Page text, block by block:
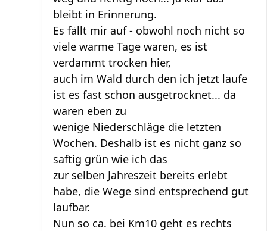
bleibt in Erinnerung.
Es fällt mir auf - obwohl noch nicht so
viele warme Tage waren, es ist
verdammt trocken hier,
auch im Wald durch den ich jetzt laufe
ist es fast schon ausgetrocknet... da
waren eben zu
wenige Niederschläge die letzten
Wochen. Deshalb ist es nicht ganz so
saftig grün wie ich das
zur selben Jahreszeit bereits erlebt
habe, die Wege sind entsprechend gut
laufbar.
Nun so ca. bei Km10 geht es rechts